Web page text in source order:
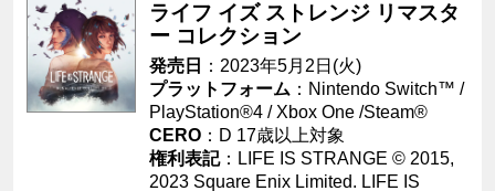
ライフ イズ ストレンジ リマスタ
ー コレクション
発売日
：2023年5月2日(火)
プラットフォーム ：Nintendo Switch™ /
PlayStation®4 / Xbox One /Steam®
CERO ：D 17歳以上対象
権利表記：LIFE IS STRANGE © 2015,
2023 Square Enix Limited. LIFE IS